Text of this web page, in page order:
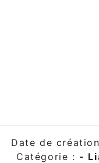
Date de
Catégorie : -